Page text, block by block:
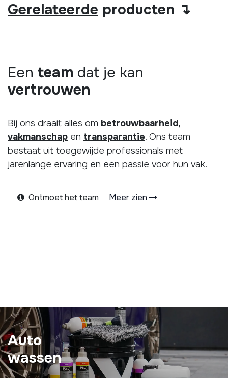
Gerelateerde producten ↴
Een team dat je kan
vertrouwen
Bij ons draait alles om betrouwbaarheid,
vakmanschap en transparantie. Ons team
bestaat uit toegewijde professionals met
jarenlange ervaring en een passie voor hun vak.
Ontmoet het team Meer zien
Auto
wassen